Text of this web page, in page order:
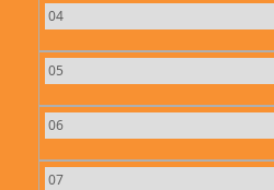
04
05
06
07